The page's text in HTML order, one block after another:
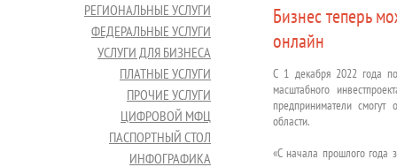
РЕГИОНАЛЬНЫЕ УСЛУГИ
ФЕДЕРАЛЬНЫЕ УСЛУГИ
УСЛУГИ ДЛЯ БИЗНЕСА
ПЛАТНЫЕ УСЛУГИ
ПРОЧИЕ УСЛУГИ
ЦИФРОВОЙ МФЦ
ПАСПОРТНЫЙ СТОЛ
ИНФОГРАФИКА
Бизнес теперь
онлайн
С 1 декабря 2022 года
масштабного
предприниматели
области.
«С начала прошлого года